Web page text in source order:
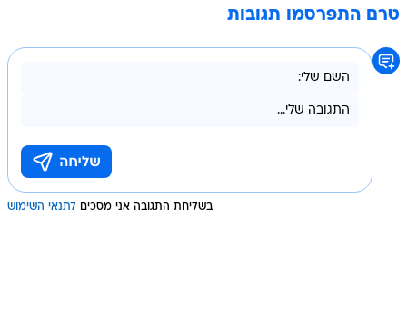
טרם התפרסמו תגובות
בשליחת התגובה אני מסכים לתנאי השימוש